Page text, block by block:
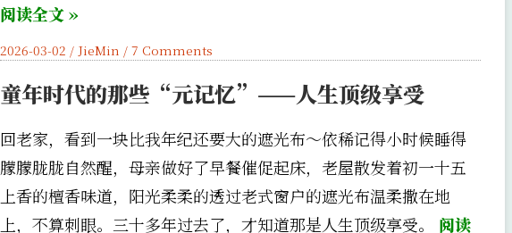
阅读全文 »
2026-03-02 / JieMin / 7 Comments
童年时代的那些“元记忆”——人生顶级享受
回老家，看到一块比我年纪还要大的遮光布～依稀记得小时候睡得
朦朦胧胧自然醒，母亲做好了早餐催促起床，老屋散发着初一十五
上香的檀香味道，阳光柔柔的透过老式窗户的遮光布温柔撒在地
上，不算刺眼。三十多年过去了，才知道那是人生顶级享受。 阅读